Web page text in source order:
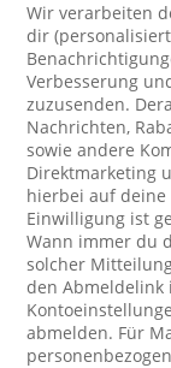
Wir verarbeiten
dir
Verbesserung
zuzusenden.
Nachrichten,
sowie andere
Direktmarketing
hierbei auf deine
Einwilligung ist
Wann immer du
solcher
den Abmeldelink
abmelden. Für